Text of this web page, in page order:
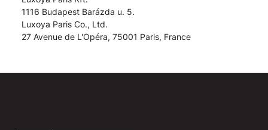
1116 Budapest Barázda u. 5.
Luxoya Paris Co., Ltd.
27 Avenue de L'Opéra, 75001 Paris, France